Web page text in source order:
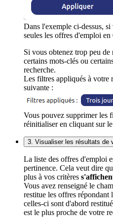
Dans l'exemple ci-dessus,
seules les offres d'emploi
Si vous obtenez trop peu
certains mots-clés ou
recherche.
Les filtres appliqués à votre
suivante :
Vous pouvez supprimer les
réinitialiser en cliquant sur
3. Visualiser les résultats de
La liste des offres d'emploi
pertinence. Cela veut dire
plus à vos critères
Vous avez renseigné le
restitue les offres répondant
celles-ci sont d'abord
est le plus proche de votre